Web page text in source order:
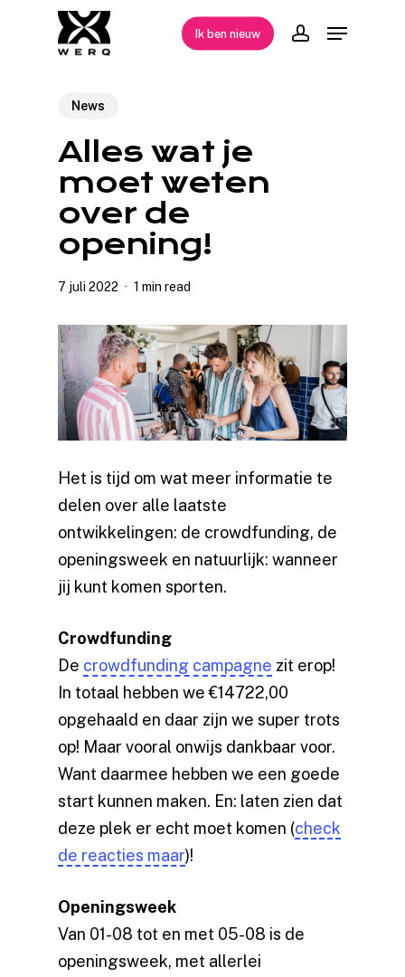
Ik ben nieuw account
Menu
News
Alles wat je
moet weten
over de
opening!
7 juli 2022 1 min read
Het is tijd om wat meer informatie te
delen over alle laatste
ontwikkelingen: de crowdfunding, de
openingsweek en natuurlijk: wanneer
jij kunt komen sporten.
Crowdfunding
De crowdfunding campagne zit erop!
In totaal hebben we €14722,00
opgehaald en daar zijn we super trots
op! Maar vooral onwijs dankbaar voor.
Want daarmee hebben we een goede
start kunnen maken. En: laten zien dat
deze plek er echt moet komen (check
de reacties maar)!
Openingsweek
Van 01-08 tot en met 05-08 is de
openingsweek, met allerlei